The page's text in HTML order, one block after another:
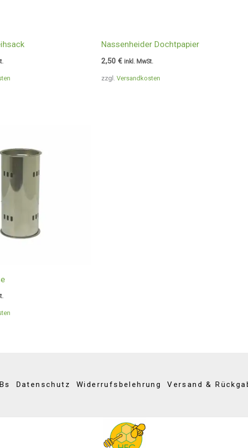
zzgl.Versandkosten
Nassenheider Dochtpapier
2,50€ inkl. MwSt.
Datenschutz Widerrufsbelehrung Versand &